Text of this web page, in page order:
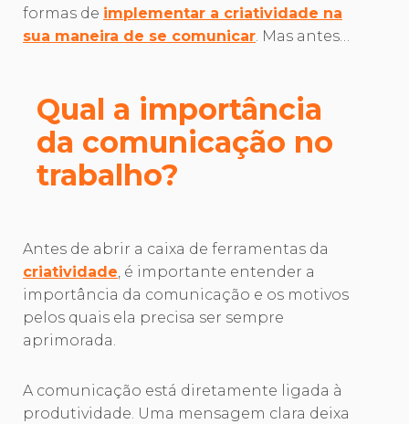
formas de implementar a criatividade na
sua maneira de se comunicar. Mas antes…
Qual a importância
da comunicação no
trabalho?
Antes de abrir a caixa de ferramentas da
criatividade, é importante entender a
importância da comunicação e os motivos
pelos quais ela precisa ser sempre
aprimorada.
A comunicação está diretamente ligada à
produtividade. Uma mensagem clara deixa